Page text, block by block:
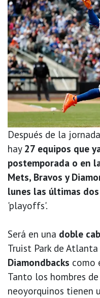
Después de la
hay 27 equipos que
postemporada o en
Mets, Bravos y
lunes las últimas
'playoffs'.
Será en una doble
Truist Park de
Diamondbacks como
Tanto los hombres
neoyorquinos tienen